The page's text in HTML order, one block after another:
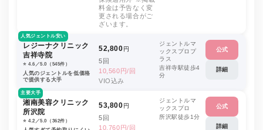
料金は予告なく変
更される場合がご
ざいます。
人気ジェントル安い
レジーナクリニック
吉祥寺院
⭐️ 4.6／5.0（545件）
人気のジェントルを低価格
で提供する大手
52,800円
5回
10,560円/回
VIO込み
ジェントルマ
ックスプロプ
ラス
吉祥寺駅徒歩4
分
公式
詳細
主要大手
湘南美容クリニック
所沢院
⭐️ 4.2／5.0（362件）
53,800円
5回
10,760円/回
ジェントルマ
ックスプロ
所沢駅徒歩1分
公式
詳細